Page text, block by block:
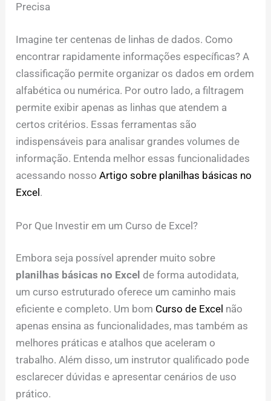
Precisa
Imagine ter centenas de linhas de dados. Como
encontrar rapidamente informações específicas? A
classificação permite organizar os dados em ordem
alfabética ou numérica. Por outro lado, a filtragem
permite exibir apenas as linhas que atendem a
certos critérios. Essas ferramentas são
indispensáveis para analisar grandes volumes de
informação. Entenda melhor essas funcionalidades
acessando nossoArtigo sobre planilhas básicas no
Excel.
Por Que Investir em um Curso de Excel?
Embora seja possível aprender muito sobre
planilhas básicas no Excel de forma autodidata,
um curso estruturado oferece um caminho mais
eficiente e completo. Um bom Curso de Excel não
apenas ensina as funcionalidades, mas também as
melhores práticas e atalhos que aceleram o
trabalho. Além disso, um instrutor qualificado pode
esclarecer dúvidas e apresentar cenários de uso
prático.